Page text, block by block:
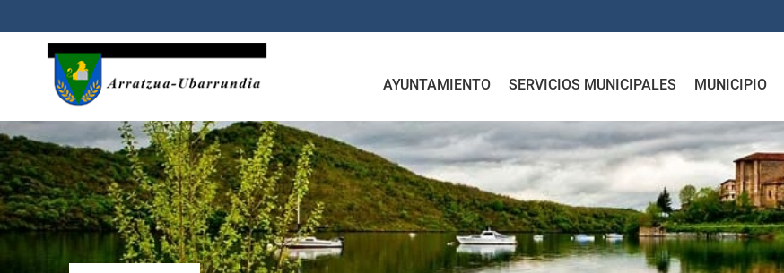
AYUNTAMIENTO SERVICIOS MUNICIPALES MUNICIPIO